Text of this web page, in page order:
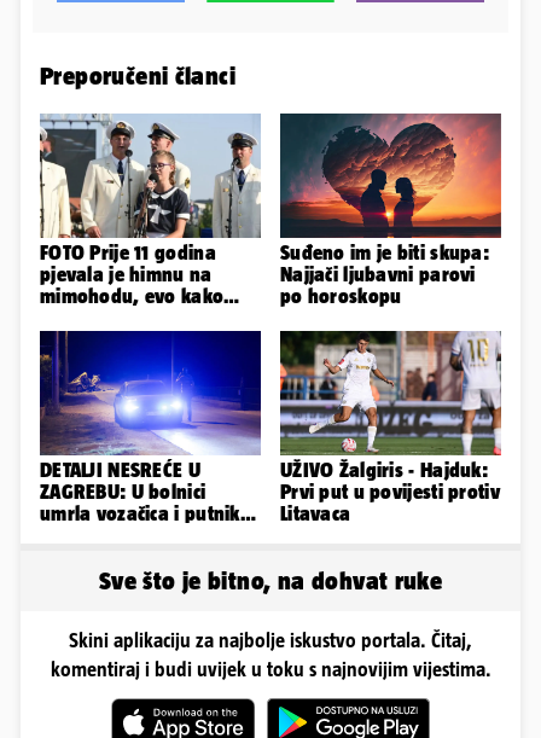
Preporučeni članci
FOTO Prije 11 godina
pjevala je himnu na
mimohodu, evo kako
Negovetić
Suđeno im je biti skupa:
Najjači ljubavni parovi
po horoskopu
DETALJI NESREĆE U
ZAGREBU: U bolnici
umrla vozačica i putnik,
UŽIVO Žalgiris - Hajduk:
Prvi put u povijesti protiv
Litavaca
Sve što je bitno, na dohvat ruke
Skini aplikaciju za najbolje iskustvo portala. Čitaj,
komentiraj i budi uvijek u toku s najnovijim vijestima.